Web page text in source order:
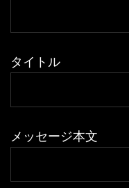
タイトル
メッセージ本文